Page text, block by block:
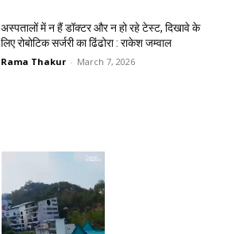
अस्पतालों में न हैं डॉक्टर और न हो रहे टेस्ट, दिखावे के
लिए रोबोटिक सर्जरी का ढिंढोरा : राकेश जम्वाल‌
Rama Thakur - March 7, 2026